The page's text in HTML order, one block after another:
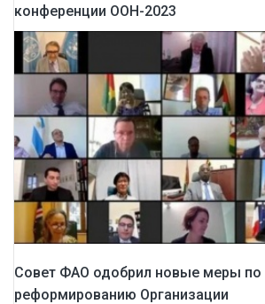
конференции ООН-2023
Совет ФАО одобрил новые меры по
реформированию Организации